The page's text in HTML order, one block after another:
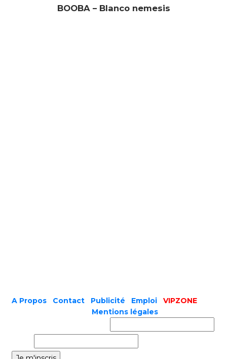
BOOBA – Blanco nemesis
A Propos Contact Publicité Emploi
VIPZONE
Mentions légales